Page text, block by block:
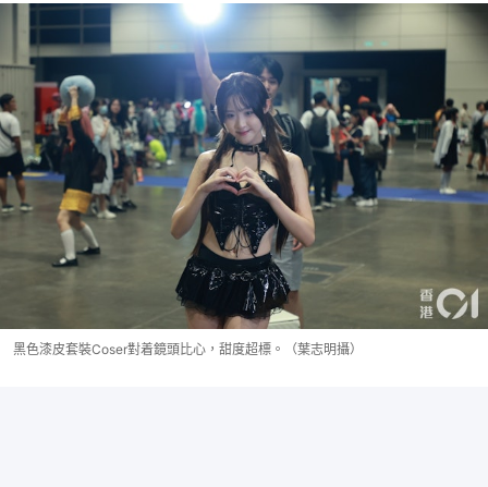
黑色漆皮套裝Coser對着鏡頭比心，甜度超標。（葉志明攝）